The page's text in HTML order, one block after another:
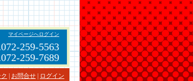
マイページへログイン
259-5563
259-7689
お問合せ ログイン